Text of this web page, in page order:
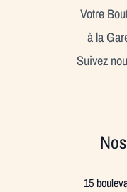
Votre
à la
Suivez
15